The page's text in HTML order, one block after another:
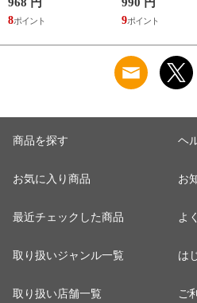
8
ルショーツ ML
Wacoal
9
商品を探す
お気に入り商品
最近チェックした商品
取り扱いジャンル一覧
取り扱い店舗一覧
ヘ
お
よ
は
ご